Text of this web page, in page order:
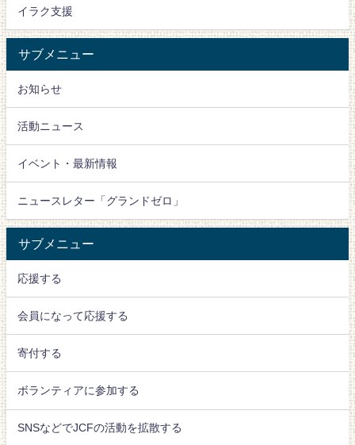
イラク支援
サブメニュー
お知らせ
活動ニュース
イベント・最新情報
ニュースレター「グランドゼロ」
サブメニュー
応援する
会員になって応援する
寄付する
ボランティアに参加する
SNSなどでJCFの活動を拡散する